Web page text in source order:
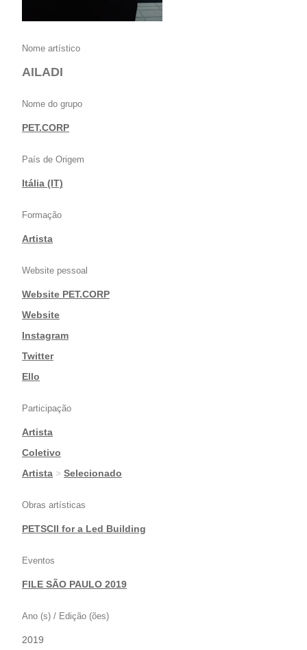
Nome artístico
AILADI
Nome do grupo
PET.CORP
País de Origem
Itália (IT)
Formação
Artista
Website pessoal
Website PET.CORP
|Website
|Instagram
|Twitter
|Ello
Participação
Artista
|Coletivo
|Artista > Selecionado
Obras artísticas
PETSCII for a Led Building
Eventos
FILE SÃO PAULO 2019
Ano (s) / Edição (ões)
2019